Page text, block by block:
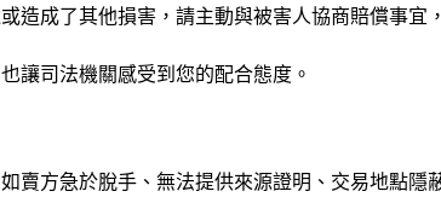
造成了其他損害，請主動與被害人協商賠償事
讓司法機關感受到您的配合態度。
賣方急於脫手、無法提供來源證明、交易地點隱